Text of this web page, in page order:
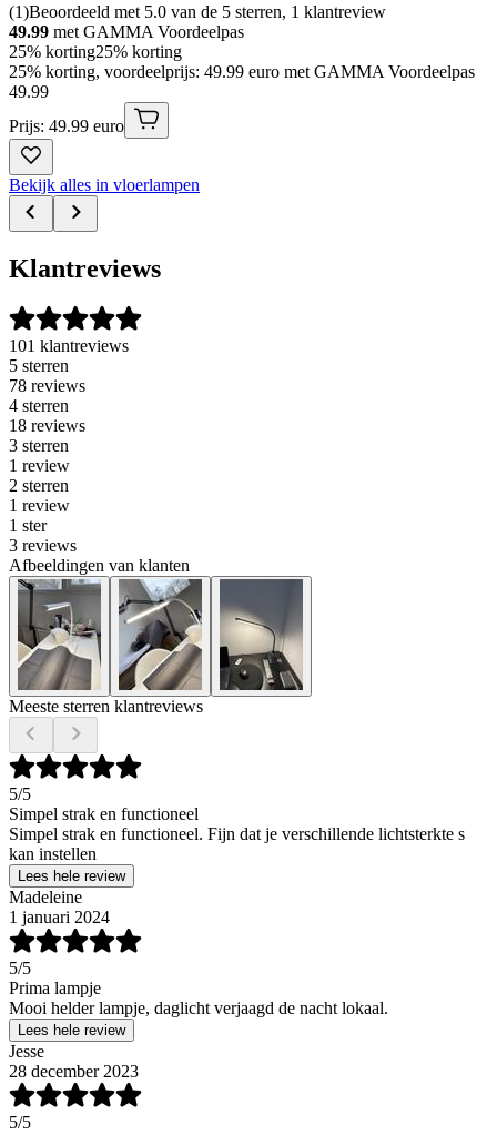
(1)Beoordeeld met 5.0 van de 5 sterren, 1 klantreview
49.99 met GAMMA Voordeelpas
25% korting25% korting
25% korting, voordeelprijs: 49.99 euro met GAMMA Voordeelpas
49.99
Prijs: 49.99 euro
Bekijk alles in vloerlampen
Klantreviews
101 klantreviews
5 sterren
78 reviews
4 sterren
18 reviews
3 sterren
1 review
2 sterren
1 review
1 ster
3 reviews
Afbeeldingen van klanten
Meeste sterren klantreviews
5/5
Simpel strak en functioneel
Simpel strak en functioneel. Fijn dat je verschillende lichtsterkte s
kan instellen
Lees hele review
Madeleine
1 januari 2024
5/5
Prima lampje
Mooi helder lampje, daglicht verjaagd de nacht lokaal.
Lees hele review
Jesse
28 december 2023
5/5